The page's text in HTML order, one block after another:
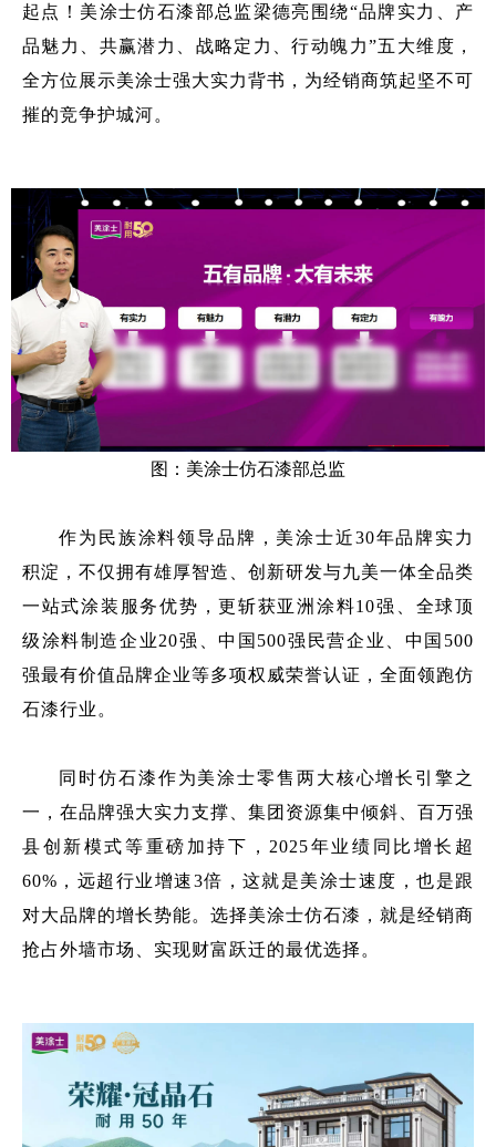
起点！美涂士仿石漆部总监梁德亮围绕“品牌实力、产
品魅力、共赢潜力、战略定力、行动魄力”五大维度，
全方位展示美涂士强大实力背书，为经销商筑起坚不可
摧的竞争护城河。
图：美涂士仿石漆部总监
作为民族涂料领导品牌，美涂士近30年品牌实力
积淀，不仅拥有雄厚智造、创新研发与九美一体全品类
一站式涂装服务优势，更斩获亚洲涂料10强、全球顶
级涂料制造企业20强、中国500强民营企业、中国500
强最有价值品牌企业等多项权威荣誉认证，全面领跑仿
石漆行业。
同时仿石漆作为美涂士零售两大核心增长引擎之
一，在品牌强大实力支撑、集团资源集中倾斜、百万强
县创新模式等重磅加持下，2025年业绩同比增长超
60%，远超行业增速3倍，这就是美涂士速度，也是跟
对大品牌的增长势能。选择美涂士仿石漆，就是经销商
抢占外墙市场、实现财富跃迁的最优选择。